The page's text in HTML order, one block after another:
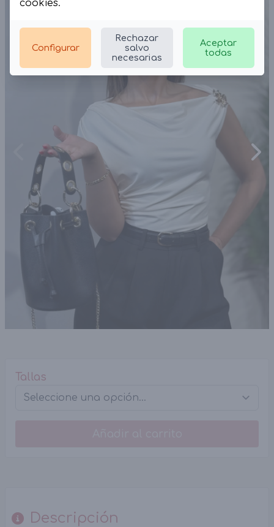
Tallas
Descripción
cookies.
Configurar
Rechazar
salvo
necesarias
Aceptar
todas